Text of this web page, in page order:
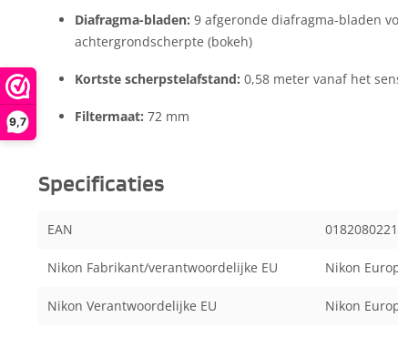
9,7
Diafragma-bladen: 9 afgeronde diafragma-bladen
achtergrondscherpte (bokeh)
Kortste scherpstelafstand: 0,58 meter vanaf het
Filtermaat: 72 mm
Specificaties
EAN
Nikon Fabrikant/verantwoordelijke EU Nikon
Nikon Verantwoordelijke EU Nikon